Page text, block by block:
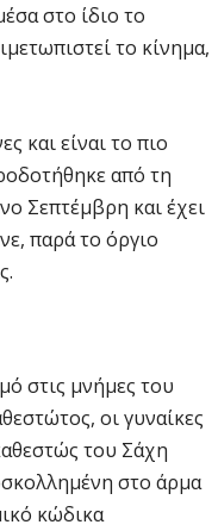
στο ίδιο το
το κίνημα,
και είναι το πιο
από τη
Σεπτέμβρη και έχει
παρά το όργιο
στις μνήμες του
οι γυναίκες
του Σάχη
στο άρμα
κώδικα